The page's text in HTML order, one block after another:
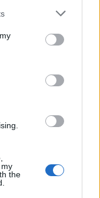
or more Google
You may click to
party tags to
in below Google
the